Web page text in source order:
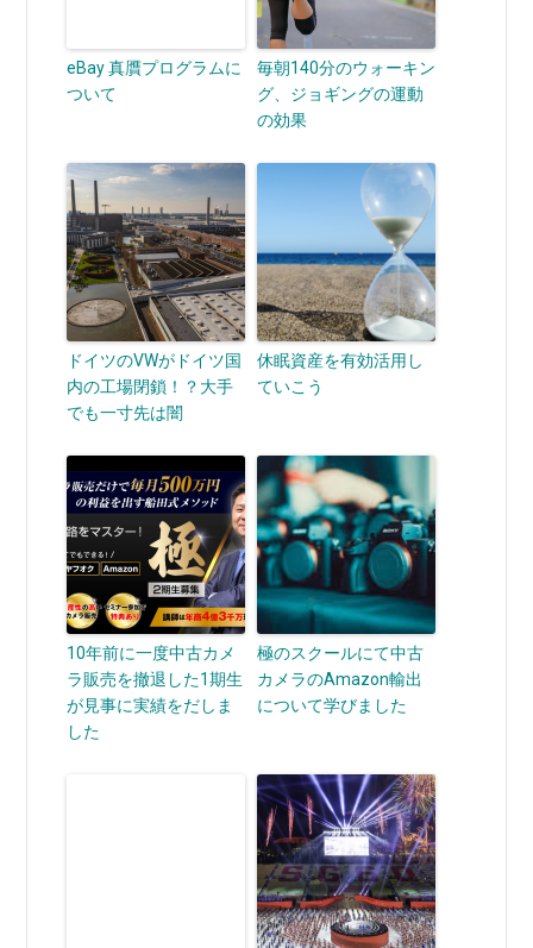
eBay 真贋プログラムに
ついて
毎朝140分のウォーキン
グ、ジョギングの運動
の効果
ドイツのVWがドイツ国
内の工場閉鎖！？大手
でも一寸先は闇
休眠資産を有効活用し
ていこう
10年前に一度中古カメ
ラ販売を撤退した1期生
が見事に実績をだしま
した
極のスクールにて中古
カメラのAmazon輸出
について学びました